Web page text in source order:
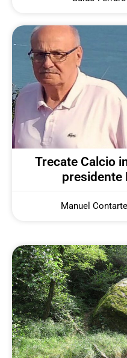
Trecate Calcio
presidente
Manuel